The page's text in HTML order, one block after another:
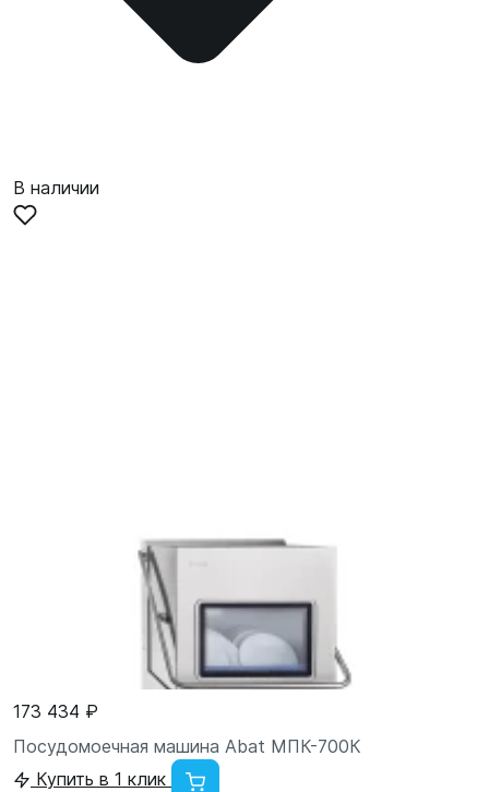
В наличии
173 434 ₽
Посудомоечная машина Abat МПК-700К
Купить в 1 клик